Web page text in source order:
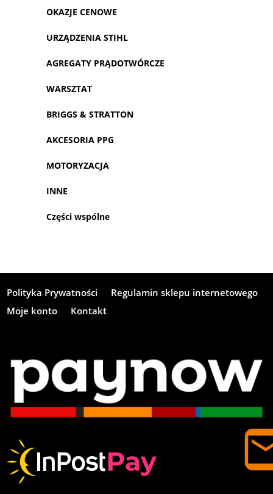
OKAZJE CENOWE
URZĄDZENIA STIHL
AGREGATY PRĄDOTWÓRCZE
WARSZTAT
BRIGGS & STRATTON
AKCESORIA PPG
MOTORYZACJA
INNE
Części wspólne
Polityka Prywatności
Regulamin sklepu internetowego
Moje konto
Kontakt